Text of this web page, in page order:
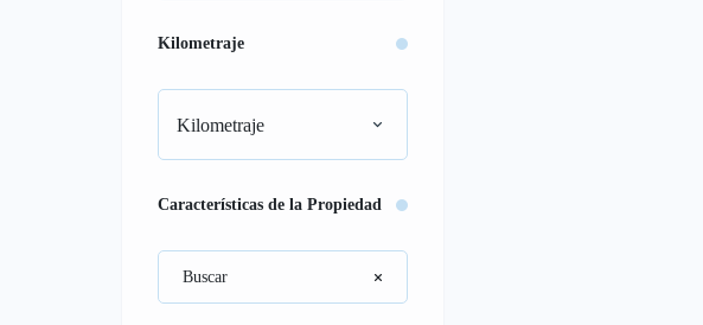
Kilometraje
Kilometraje
Características de la Propiedad